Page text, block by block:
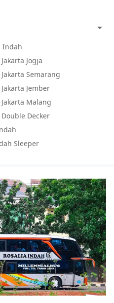
Indah
Jogja
Semarang
Jember
Malang
Decker
Sleeper